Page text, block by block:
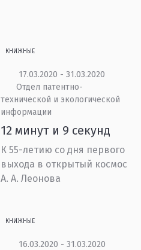
КНИЖНЫЕ
17.03.2020 - 31.03.2020
Отдел патентно-
технической и экологической
информации
12 минут и 9 секунд
К 55-летию со дня первого
выхода в открытый космос
А. А. Леонова
КНИЖНЫЕ
16.03.2020 - 31.03.2020